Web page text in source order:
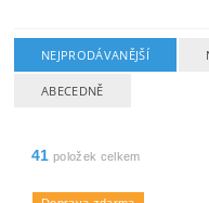
NEJPRODÁVANĚJŠÍ
ABECEDNĚ
41 položek celkem